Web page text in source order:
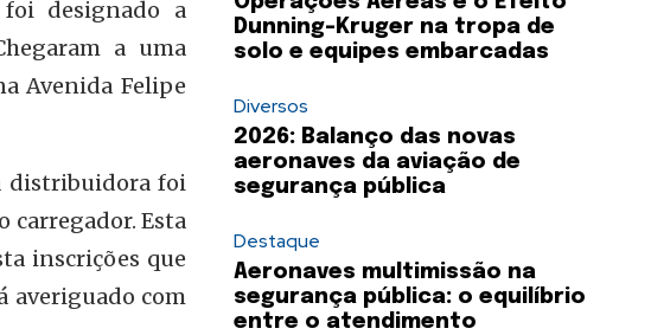
foi designado a
a uma
Avenida Felipe
distribuidora foi
carregador. Esta
inscrições que
averiguado com
Dunning-Kruger na tropa de
solo e equipes embarcadas
Diversos
2026: Balanço das novas
aeronaves da aviação de
segurança pública
Destaque
Aeronaves multimissão na
segurança pública: o equilíbrio
entre o atendimento